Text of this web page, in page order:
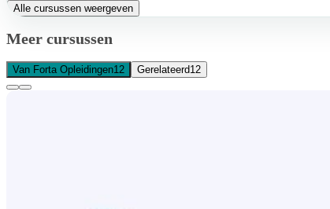
Alle cursussen weergeven
Meer cursussen
Van Forta Opleidingen12 Gerelateerd12